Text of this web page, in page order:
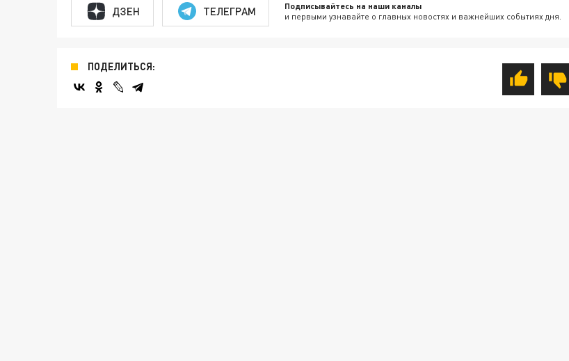
ДЗЕН ТЕЛЕГРАМ Подписывайтесь на наши каналы
и первыми узнавайте о главных новостях и важнейших событиях дня.
ПОДЕЛИТЬСЯ: